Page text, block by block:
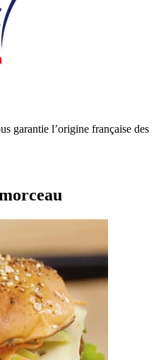
garantie l’origine française des